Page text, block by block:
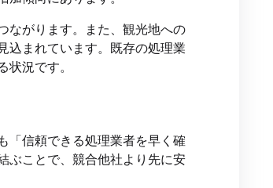
ながります。また、観光地への
込まれています。既存の処理業
況です。
「信頼できる処理業者を早く確
ぶことで、競合他社より先に安